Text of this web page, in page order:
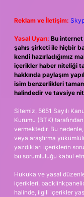
Reklam ve İletişim:
Yasal Uyarı: Bu
şahıs şirketi ile hiçbir
kendi hazırladığımız
içerikler haber niteliği
hakkında paylaşım
isim benzerlikleri
halindedir ve tavsiye
Sitemiz, 5651 Sayılı
Kurumu (BTK)
vermektedir. Bu
veya araştırma
yazdıkları içeriklerin
bu sorumluluğu kabul
Hukuka ve yasal
içerikleri,
halinde, ilgili içerikler